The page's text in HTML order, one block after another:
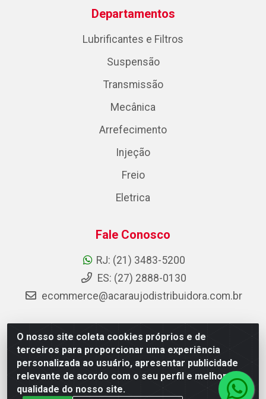
O nosso site coleta cookies próprios e de
terceiros para proporcionar uma experiência
personalizada ao usuário, apresentar publicidade
relevante de acordo com o seu perfil e melhorar a
qualidade do nosso site.
Departamentos
Lubrificantes e Filtros
Suspensão
Transmissão
Mecânica
Arrefecimento
Injeção
Freio
Eletrica
Fale Conosco
RJ: (21) 3483-5200
ES: (27) 2888-0130
ecommerce@acaraujodistribuidora.com.br
AC Araujo Distribuidora - Rua Carneiro de Campos, 42 -
São Cristóvão, Rio de Janeiro/RJ - CEP 20.920-410 -
CNPJ 08.744.753/0003-85